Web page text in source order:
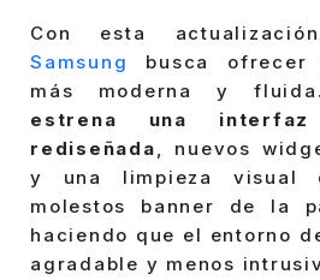
Con esta
Samsung
busca ofrecer
más moderna y
estrena una
rediseñada, nuevos
y una limpieza visual
molestos banner de la
haciendo que el entorno
agradable y menos